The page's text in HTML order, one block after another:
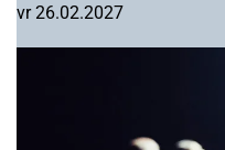
vr 26.02.2027